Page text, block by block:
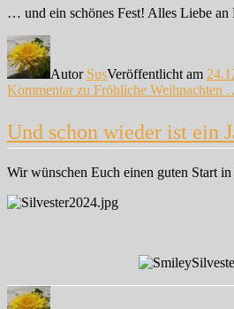
… und ein schönes Fest! Alles Liebe an
Autor SusVeröffentlicht am
Kommentarzu Fröhliche Weihnachten
Und schon wieder ist ein
Wir wünschen Euch einen guten Start in